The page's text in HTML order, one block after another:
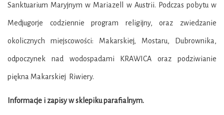
Sanktuarium Maryjnym w Mariazell w Austrii. Podczas pobytu w
Medjugorje codziennie program religijny, oraz zwiedzanie
okolicznych miejscowości: Makarskiej, Mostaru, Dubrownika,
odpoczynek nad wodospadami KRAWICA oraz podziwianie
piękna Makarskiej Riwiery.
Informacje i zapisy w sklepiku parafialnym.